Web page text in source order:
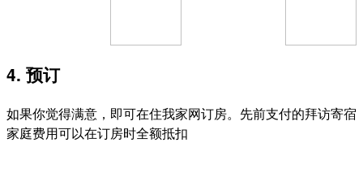
4. 预订
如果你觉得满意，即可在住我家网订房。先前支付的拜访寄宿
家庭费用可以在订房时全额抵扣